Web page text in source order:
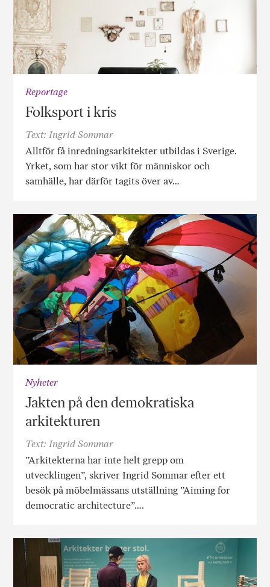
Reportage
Folksport i kris
Text: Ingrid Sommar
Alltför få inredningsarkitekter utbildas i Sverige.
Yrket, som har stor vikt för människor och
samhälle, har därför tagits över av…
Nyheter
Jakten på den demokratiska
arkitekturen
Text: Ingrid Sommar
”Arkitekterna har inte helt grepp om
utvecklingen”, skriver Ingrid Sommar efter ett
besök på möbelmässans utställning ”Aiming for
democratic architecture”….